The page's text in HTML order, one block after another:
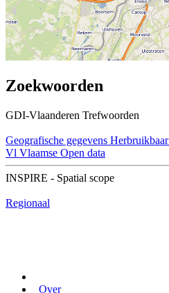
Zoekwoorden
GDI-Vlaanderen Trefwoorden
Geografische gegevens Herbruikbaar
Vl Vlaamse Open data
INSPIRE - Spatial scope
Regionaal
Over